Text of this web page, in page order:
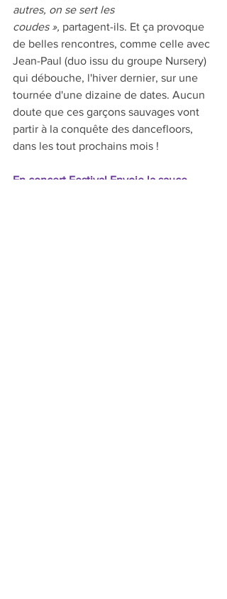
autres, on se sert les
coudes », partagent-ils. Et ça provoque
de belles rencontres, comme celle avec
Jean-Paul (duo issu du groupe Nursery)
qui débouche, l'hiver dernier, sur une
tournée d'une dizaine de dates. Aucun
doute que ces garçons sauvages vont
partir à la conquête des dancefloors,
dans les tout prochains mois !
En concert Festival Envoie la sauce